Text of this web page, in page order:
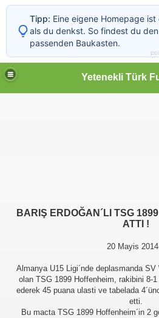
BARIŞ ERDOĞAN´LI TSG
ATTI !
20 Mayis
Almanya U15 Ligi´nde deplasmanda
olan TSG 1899 Hoffenheim, rakibini 8-
ederek 45 puana ulasti ve tabelada
etti.
Bu macta TSG 1899 Hoffenheim´in 2
Tipp: Eine eigene Homepage
als du denkst. So findest du den
passenden Baukasten.